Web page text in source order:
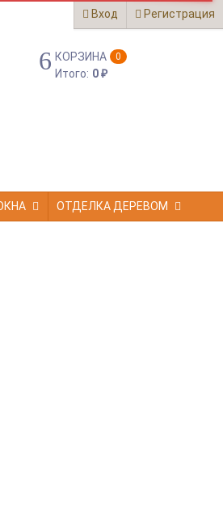
Вход Регистрация
КОРЗИНА 0
Итого: 0₽
ОТДЕЛКА ДЕРЕВОМ